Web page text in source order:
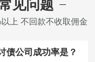
见问题
上 不回款不收取佣金
债公司成功率是？